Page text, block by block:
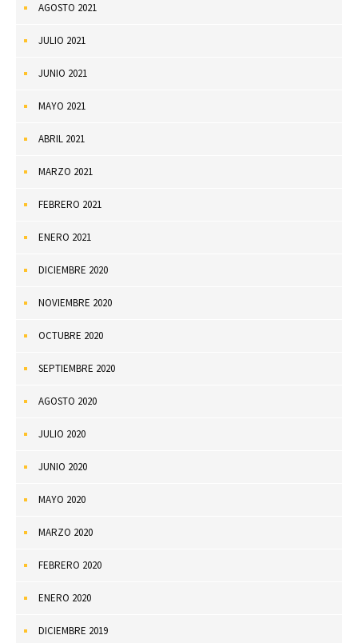
AGOSTO 2021
JULIO 2021
JUNIO 2021
MAYO 2021
ABRIL 2021
MARZO 2021
FEBRERO 2021
ENERO 2021
DICIEMBRE 2020
NOVIEMBRE 2020
OCTUBRE 2020
SEPTIEMBRE 2020
AGOSTO 2020
JULIO 2020
JUNIO 2020
MAYO 2020
MARZO 2020
FEBRERO 2020
ENERO 2020
DICIEMBRE 2019